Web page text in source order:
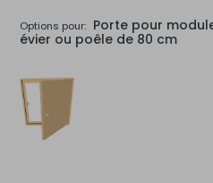
Options pour: Porte pour
évier ou poêle de 80 cm